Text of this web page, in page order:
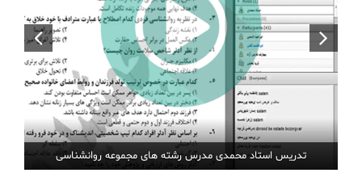
تدریس استاد محمدی مدرس رشته های مجموعه روانشناسی